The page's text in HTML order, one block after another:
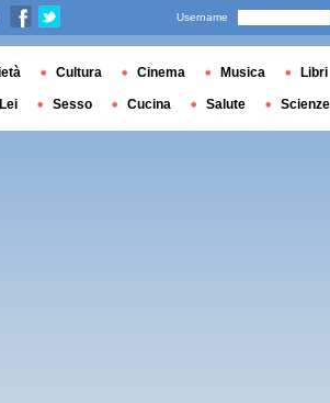
Username
Cultura Cinema Musica Libri
Sesso Cucina Salute Scienze